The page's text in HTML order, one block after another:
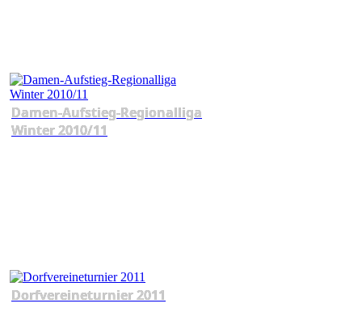
Damen-Aufstieg-Regionalliga
Winter 2010/11
Dorfvereineturnier 2011